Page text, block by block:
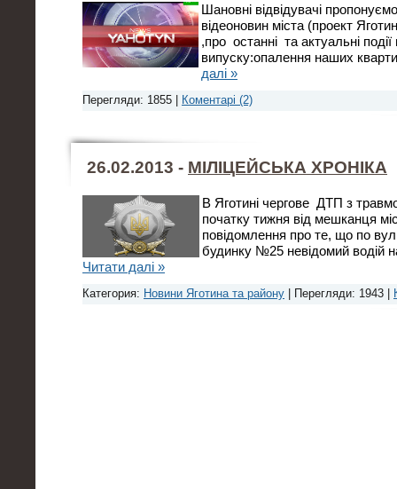
Шановні відвідувачі
відеоновин міста (проект
,про останні та актуальні
випуску:опалення наших
далі »
Перегляди: 1855 | Коментарі (2)
26.02.2013 - МІЛІЦЕЙСЬКА ХРОНІКА
В Яготині чергове ДТП з
початку тижня від мешканця
повідомлення про те, що по
будинку №25 невідомий водій
Читати далі »
Категория: Новини Яготина та району | Перегляди: 1943 |